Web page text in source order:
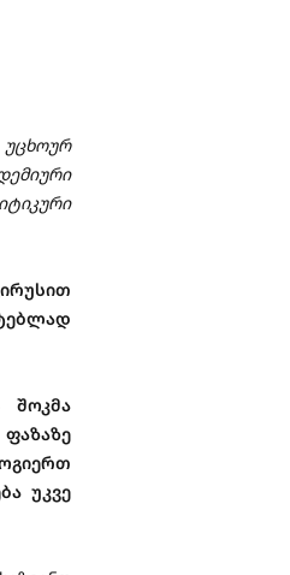
შოკმა
უკვე